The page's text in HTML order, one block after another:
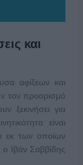
και
αφίξεων και
τον προορισμό
ξεκινήσει για
είναι
εκ των οποίων
ο Ιβάν Σαββίδης